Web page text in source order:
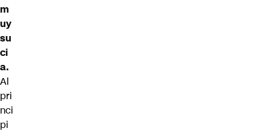
m
uy
su
ci
a.
Al
pri
nci
pi